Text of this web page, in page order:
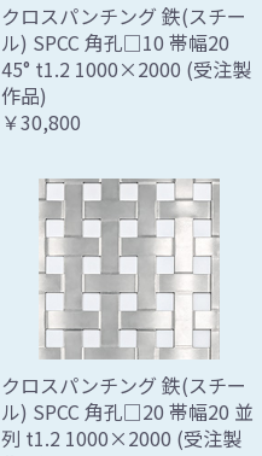
クロスパンチング 鉄(スチー
ル) SPCC 角孔□10 帯幅20
45° t1.2 1000×2000 (受注製
作品)
￥30,800
クロスパンチング 鉄(スチー
ル) SPCC 角孔□20 帯幅20 並
列 t1.2 1000×2000 (受注製